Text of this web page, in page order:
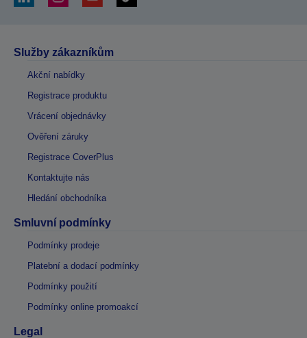
Služby zákazníkům
Akční nabídky
Registrace produktu
Vrácení objednávky
Ověření záruky
Registrace CoverPlus
Kontaktujte nás
Hledání obchodníka
Smluvní podmínky
Podmínky prodeje
Platební a dodací podmínky
Podmínky použití
Podmínky online promoakcí
Legal